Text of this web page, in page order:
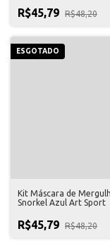
R$45,79 R$48,20
ESGOTADO
Kit Máscara de
Snorkel Azul Art Sport
R$45,79 R$48,20